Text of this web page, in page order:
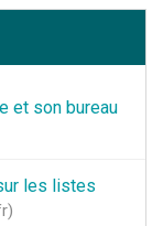
et son bureau
les listes